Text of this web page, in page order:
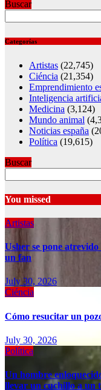
Buscar
Categorías
Artistas (22,745)
Ciéncia (21,354)
Emprendimiento
Inteligencia
Medicina (3,124)
Mundo animal
Noticias españa
Política (19,615)
Buscar
You missed
Artistas
Usher se pone
un fan
July 30, 2026
Ciéncia
Cómo resucitar un
July 30, 2026
Política
Un hombre
llevar un cuchillo a un